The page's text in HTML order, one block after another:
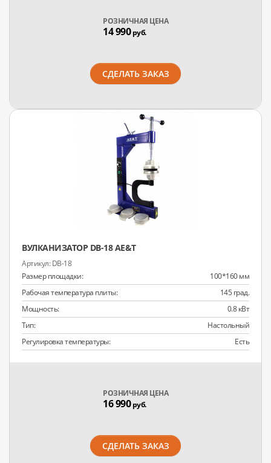
РОЗНИЧНАЯ ЦЕНА
14 990руб.
СДЕЛАТЬ ЗАКАЗ
ВУЛКАНИЗАТОР DB-18 AE&T
DB-18
Размер площадки:
100*160 мм
Рабочая температура плиты:
145 град.
Мощность:
0.8 кВт
Тип:
Настольный
Регулировка температуры:
Есть
РОЗНИЧНАЯ ЦЕНА
16 990руб.
СДЕЛАТЬ ЗАКАЗ